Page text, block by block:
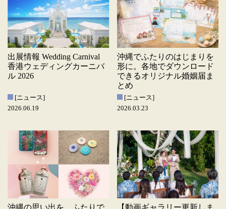
出展情報 Wedding Carnival
香港ウェディングカーニバ
ル 2026
[ニュース]
2026.06.19
沖縄でふたりのはじまりを
形に。各地でダウンロード
できるオリジナル婚姻届ま
とめ
[ニュース]
2026.03.23
沖縄の思い出を、ふたりで
【動画ギャラリー更新しま